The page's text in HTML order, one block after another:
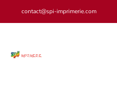
contact@spi-imprimerie.com